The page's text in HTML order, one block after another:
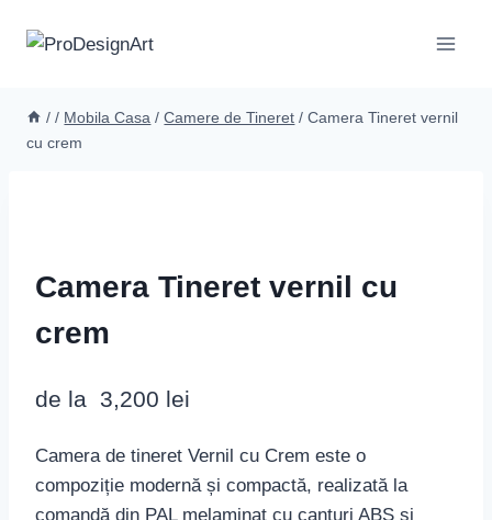
/ / Mobila Casa / Camere de Tineret / Camera Tineret vernil
cu crem
Camera Tineret vernil cu
crem
de la 3,200 lei
Camera de tineret Vernil cu Crem este o
compoziție modernă și compactă, realizată la
comandă din PAL melaminat cu canturi ABS și